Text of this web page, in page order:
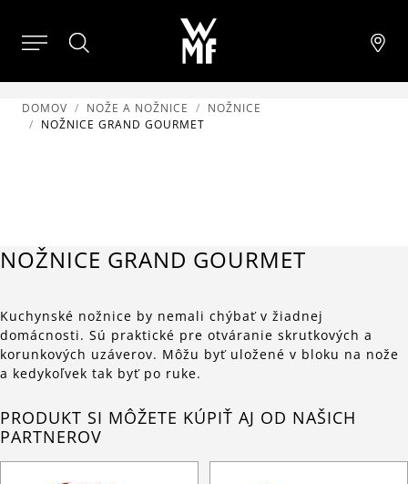
DOMOV NOŽE A NOŽNICE
NOŽNICE
NOŽNICE GRAND GOURMET
NOŽNICE GRAND GOURMET
Kuchynské nožnice by nemali chýbať v žiadnej
domácnosti. Sú praktické pre otváranie skrutkových a
korunkových uzáverov. Môžu byť uložené v bloku na nože
a kedykoľvek tak byť po ruke.
PRODUKT SI MÔŽETE KÚPIŤ AJ OD NAŠICH
PARTNEROV